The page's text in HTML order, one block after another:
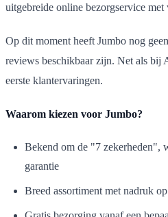
uitgebreide online bezorgservice
Op dit moment heeft Jumbo nog
reviews beschikbaar zijn. Net als bij
eerste klantervaringen.
Waarom kiezen voor Jumbo?
Bekend om de "7 zekerheden",
garantie
Breed assortiment met nadruk